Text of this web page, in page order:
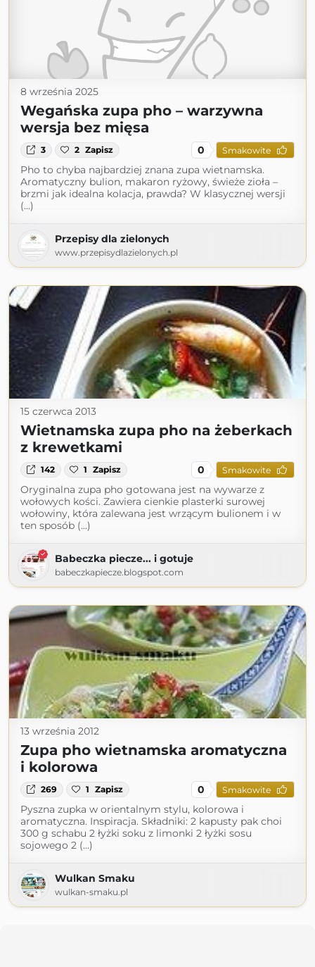
8 września 2025
Wegańska zupa pho – warzywna
wersja bez mięsa
3 2 Zapisz 0 Smakowite
Pho to chyba najbardziej znana zupa wietnamska.
Aromatyczny bulion, makaron ryżowy, świeże zioła –
brzmi jak idealna kolacja, prawda? W klasycznej wersji
(...)
Przepisy dla zielonych
www.przepisydlazielonych.pl
15 czerwca 2013
Wietnamska zupa pho na żeberkach
z krewetkami
142 1 Zapisz 0 Smakowite
Oryginalna zupa pho gotowana jest na wywarze z
wołowych kości. Zawiera cienkie plasterki surowej
wołowiny, która zalewana jest wrzącym bulionem i w
ten sposób (...)
Babeczka piecze... i gotuje
babeczkapiecze.blogspot.com
13 września 2012
Zupa pho wietnamska aromatyczna
i kolorowa
269 1 Zapisz 0 Smakowite
Pyszna zupka w orientalnym stylu, kolorowa i
aromatyczna. Inspiracja. Składniki: 2 kapusty pak choi
300 g schabu 2 łyżki soku z limonki 2 łyżki sosu
sojowego 2 (...)
Wulkan Smaku
wulkan-smaku.pl